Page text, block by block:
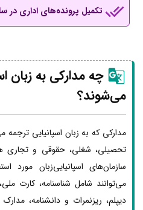
تکمیل پرونده‌های اداری در
چه مدارکی به زبان
می‌شوند؟
مدارکی که به زبان اسپانیایی
تحصیلی، شغلی، حقوقی و تجاری
سازمان‌های اسپانیایی‌زبان مورد
می‌توانند شامل شناسنامه، کارت
دیپلم، ریزنمرات و دانشنامه،